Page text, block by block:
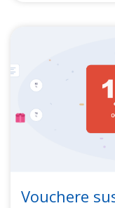
Vouchere